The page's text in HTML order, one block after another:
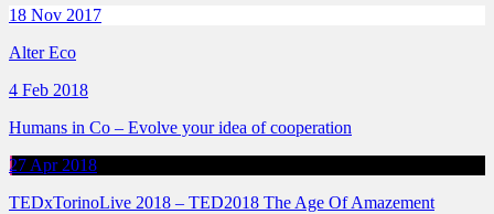
18 Nov 2017
Alter Eco
4 Feb 2018
Humans in Co – Evolve your idea of cooperation
27 Apr 2018
TEDxTorinoLive 2018 – TED2018 The Age Of Amazement